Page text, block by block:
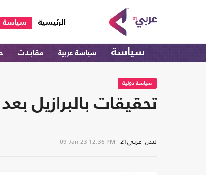
الرئيسية
(current) سياسة
سياسة سياسة عربية مقابلات
سياسة دولية
تحقيقات بالبرازيل
لندن- عربي21 09-Jan-23 12:36 PM